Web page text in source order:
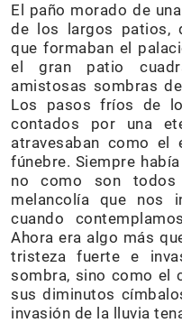
El paño morado de
de los largos patios,
que formaban el
el gran patio
amistosas sombras
Los pasos fríos de
contados por una
atravesaban como el
fúnebre. Siempre
no como son
melancolía que nos
cuando
Ahora era algo más
tristeza fuerte e
sombra, sino como el
sus diminutos
invasión de la lluvia